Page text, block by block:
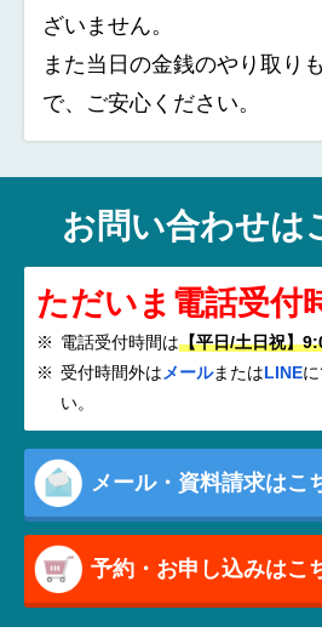
ざいません。
また当日の金銭のやり取り
で、ご安心ください。
お問い合わせは
ただいま電話受付
電話受付時間は【平日/土日祝】
受付時間外は メールまたはLINE
い。
メール・資料請求はこ
予約・お申し込みはこ